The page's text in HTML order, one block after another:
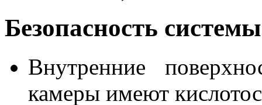
Безопасность системы
Внутренние
камеры имеют